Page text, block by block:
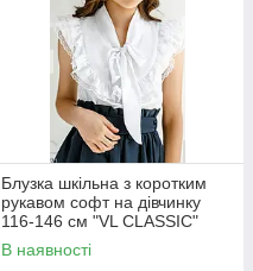
Блузка шкільна з коротким
рукавом софт на дівчинку
116-146 см "VL CLASSIC"
недорого від прямого
постачальника
В наявності